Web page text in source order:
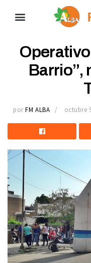
Barrio”,
por FM ALBA octubre